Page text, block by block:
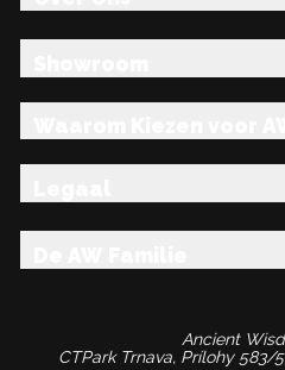
Ancient
CTPark Trnava, Prílohy 583/